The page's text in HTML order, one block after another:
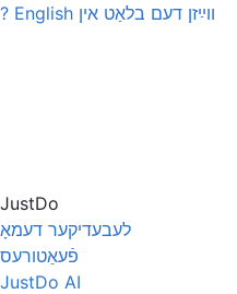
ווײַזן דעם בלאַט אין English
?
JustDo
לעבעדיקער דעמאָ
פֿעאַטורעס
JustDo AI